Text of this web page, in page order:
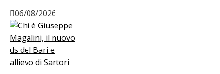
06/08/2026